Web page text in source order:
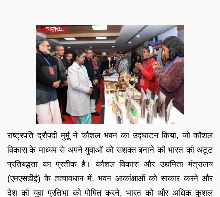
राष्ट्रपति द्रौपदी मुर्मू ने कौशल भवन का उद्घाटन किया, जो कौशल
विकास के माध्यम से अपने युवाओं को सशक्त बनाने की भारत की अटूट
प्रतिबद्धता का प्रतीक है। कौशल विकास और उद्यमिता मंत्रालय
(एमएसडीई) के तत्वावधान में, भवन आकांक्षाओं को साकार करने और
देश की युवा प्रतिभा को पोषित करने, भारत को और अधिक कुशल